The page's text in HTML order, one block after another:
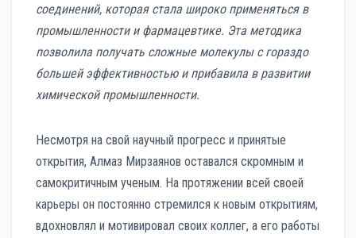
соединений, которая стала широко применяться в
промышленности и фармацевтике. Эта методика
позволила получать сложные молекулы с гораздо
большей эффективностью и прибавила в развитии
химической промышленности.
Несмотря на свой научный прогресс и принятые
открытия, Алмаз Мирзаянов оставался скромным и
самокритичным ученым. На протяжении всей своей
карьеры он постоянно стремился к новым открытиям,
вдохновлял и мотивировал своих коллег, а его работы